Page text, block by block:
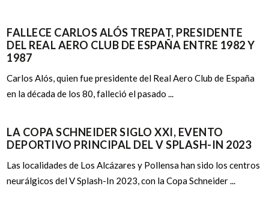
FALLECE CARLOS ALÓS TREPAT, PRESIDENTE
DEL REAL AERO CLUB DE ESPAÑA ENTRE 1982 Y
1987
Carlos Alós, quien fue presidente del Real Aero Club de España
en la década de los 80, falleció el pasado ...
LA COPA SCHNEIDER SIGLO XXI, EVENTO
DEPORTIVO PRINCIPAL DEL V SPLASH-IN 2023
Las localidades de Los Alcázares y Pollensa han sido los centros
neurálgicos del V Splash-In 2023, con la Copa Schneider ...